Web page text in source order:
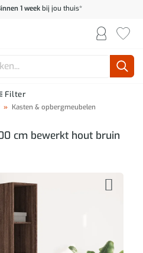
1 weekbij jou thuis*
Filter
» Kasten & opbergmeubelen
cm bewerkt hout bruin